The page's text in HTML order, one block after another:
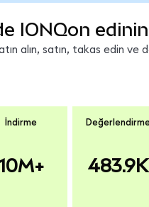
IONQon edinin
alın, satın, takas edin ve
İndirme
483.9K